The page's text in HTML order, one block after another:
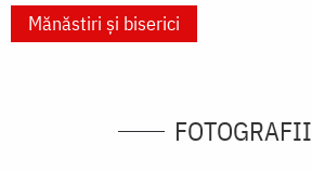
Mănăstiri și biserici
FOTOGRAFII